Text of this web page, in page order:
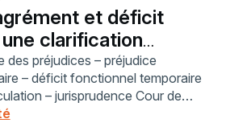
et déficit
clarification
des préjudices – préjudice
– déficit fonctionnel temporaire
– jurisprudence Cour de
1985 – indemnisation des